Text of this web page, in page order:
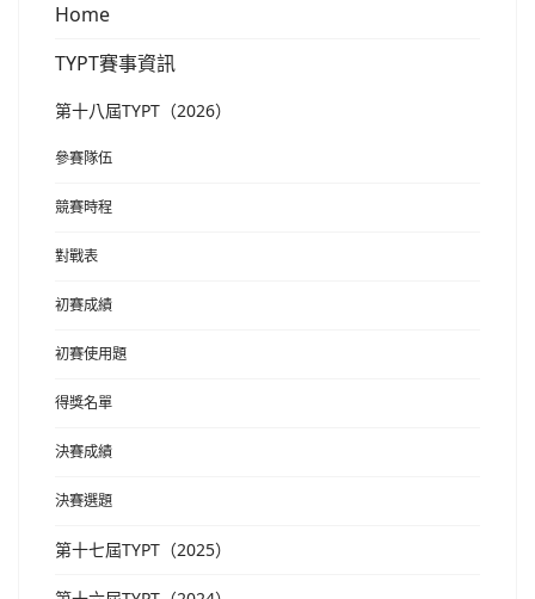
Home
TYPT賽事資訊
第十八屆TYPT（2026）
參賽隊伍
競賽時程
對戰表
初賽成績
初賽使用題
得獎名單
決賽成績
決賽選題
第十七屆TYPT（2025）